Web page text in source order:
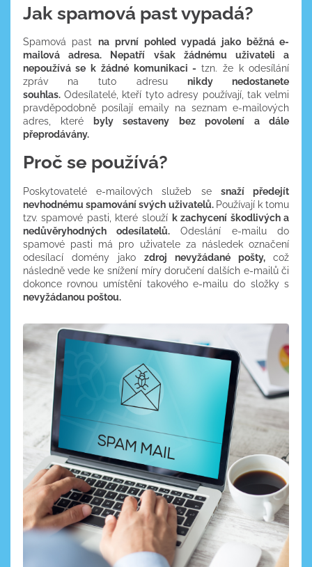
Jak spamová past vypadá?
Spamová pastna první pohled vypadá jako běžná e-
mailová adresa. Nepatří však žádnému uživateli a
nepoužívá se k žádné komunikaci -tzn. že k odesílání
zpráv na tuto adresunikdy nedostanete
souhlas.Odesílatelé, kteří tyto adresy používají, tak velmi
pravděpodobně posílají emaily na seznam e-mailových
adres, které byly sestaveny bez povolení a dále
přeprodávány.
Proč se používá?
Poskytovatelé e-mailových služeb sesnaží předejít
nevhodnému spamování svých uživatelů. Používají k tomu
tzv. spamové pasti, které slouží k zachycení škodlivých a
nedůvěryhodných odesílatelů. Odeslání e-mailu do
spamové pasti má pro uživatele za následek označení
odesílací domény jako zdroj nevyžádané pošty,což
následně vede ke snížení míry doručení dalších e-mailů či
dokonce rovnou umístění takového e-mailu do složky s
nevyžádanou poštou.